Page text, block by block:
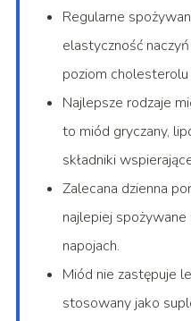
Regularne
elastyczność
poziom cholesterolu
Najlepsze rodzaje
to miód gryczany,
składniki
Zalecana dzienna
najlepiej spożywane
napojach.
Miód nie zastępuje
stosowany jako